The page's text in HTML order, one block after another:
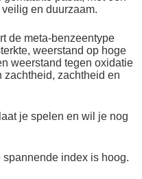
en duurzaam.
de meta-benzeentype
weerstand op hoge
weerstand tegen oxidatie
zachtheid, zachtheid en
je spelen en wil je nog
index is hoog.